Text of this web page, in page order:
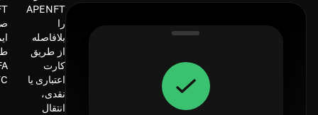
APENFT
را
بلافاصله
از طریق
کارت
اعتباری یا
نقدی،
انتقال